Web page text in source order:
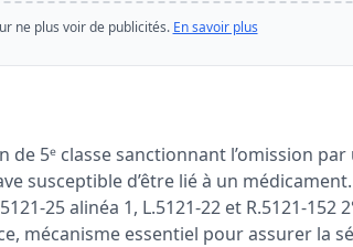
ne plus voir de publicités. En savoir plus
5ᵉ classe sanctionnant l’omission par
susceptible d’être lié à un
25 alinéa 1, L.5121-22 et R.5121-152
mécanisme essentiel pour assurer la